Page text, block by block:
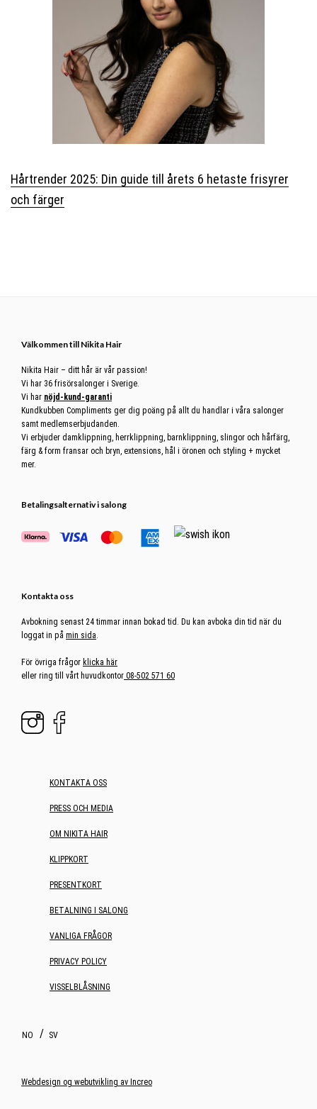
Hårtrender 2025: Din guide till årets 6 hetaste frisyrer
och färger
Footer
Välkommen till Nikita Hair
Nikita Hair – ditt hår är vår passion!
Vi har 36 frisörsalonger i Sverige.
Vi har nöjd-kund-garanti
Kundkubben Compliments ger dig poäng på allt du handlar i våra salonger
samt medlemserbjudanden.
Vi erbjuder damklippning, herrklippning, barnklippning, slingor och hårfärg,
färg & form fransar och bryn, extensions, hål i öronen och styling + mycket
mer.
Betalingsalternativ i salong
Kontakta oss
Avbokning senast 24 timmar innan bokad tid. Du kan avboka din tid när du
loggat in på min sida.
För övriga frågor klicka här
eller ring till vårt huvudkontor 08-502 571 60
KONTAKTA OSS
PRESS OCH MEDIA
OM NIKITA HAIR
KLIPPKORT
PRESENTKORT
BETALNING I SALONG
VANLIGA FRÅGOR
PRIVACY POLICY
VISSELBLÅSNING
NO SV
Webdesign og webutvikling av Increo